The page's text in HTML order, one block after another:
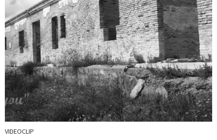
VIDEOCLIP